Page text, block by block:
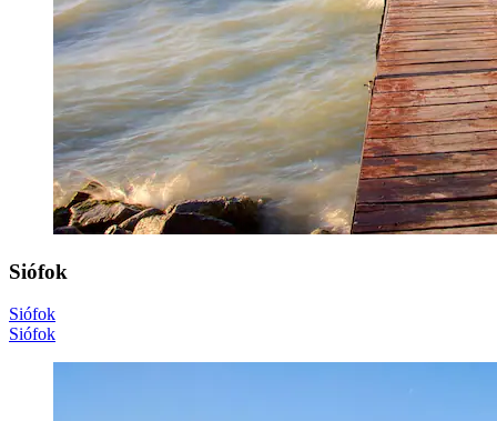
Siófok
Siófok
Siófok